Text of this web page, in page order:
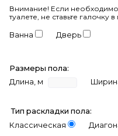
Внимание! Если необходимо
туалете, не ставьте галочку
Ванна Дверь
Размеры пола:
Длина, м
Тип раскладки пола:
Классическая